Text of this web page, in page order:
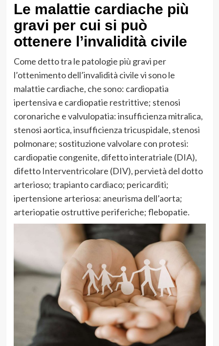
Le malattie cardiache più
gravi per cui si può
ottenere l’invalidità civile
Come detto tra le patologie più gravi per
l’ottenimento dell’invalidità civile vi sono le
malattie cardiache, che sono: cardiopatia
ipertensiva e cardiopatie restrittive; stenosi
coronariche e valvulopatia: insufficienza mitralica,
stenosi aortica, insufficienza tricuspidale, stenosi
polmonare; sostituzione valvolare con protesi:
cardiopatie congenite, difetto interatriale (DIA),
difetto Interventricolare (DIV), pervietà del dotto
arterioso; trapianto cardiaco; pericarditi;
ipertensione arteriosa: aneurisma dell’aorta;
arteriopatie ostruttive periferiche; flebopatie.